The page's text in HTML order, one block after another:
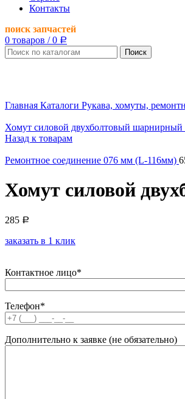
Контакты
поиск запчастей
0 товаров / 0 Р
Поиск
Главная Каталоги Рукава, хомуты,
Хомут силовой двухболтовый шарнирный
Назад к товарам
Ремонтное соединение 076 мм (L-116мм)
Хомут силовой
285 Р
заказать в 1 клик
Контактное лицо*
Телефон*
Дополнительно к заявке (не обязательно)